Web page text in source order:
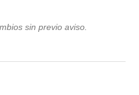
sin previo aviso.